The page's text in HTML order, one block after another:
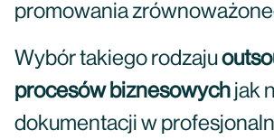
promowania
Wybór takiego rodzaju
procesów biznesowych jak
dokumentacji w